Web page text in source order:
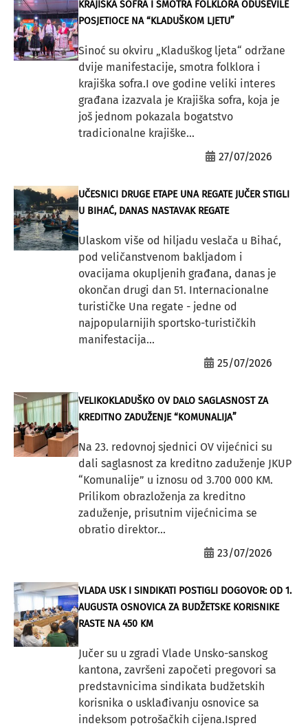
KRAJIŠKA SOFRA I SMOTRA FOLKLORA ODUŠEVILE
POSJETIOCE NA “KLADUŠKOM LJETU”
Sinoć su okviru „Kladuškog ljeta“ održane
dvije manifestacije, smotra folklora i
krajiška sofra.I ove godine veliki interes
građana izazvala je Krajiška sofra, koja je
još jednom pokazala bogatstvo
tradicionalne krajiške...
27/07/2026
UČESNICI DRUGE ETAPE UNA REGATE JUČER STIGLI
U BIHAĆ, DANAS NASTAVAK REGATE
Ulaskom više od hiljadu veslača u Bihać,
pod veličanstvenom bakljadom i
ovacijama okupljenih građana, danas je
okončan drugi dan 51. Internacionalne
turističke Una regate - jedne od
najpopularnijih sportsko-turističkih
manifestacija...
25/07/2026
VELIKOKLADUŠKO OV DALO SAGLASNOST ZA
KREDITNO ZADUŽENJE “KOMUNALIJA”
Na 23. redovnoj sjednici OV vijećnici su
dali saglasnost za kreditno zaduženje JKUP
“Komunalije” u iznosu od 3.700 000 KM.
Prilikom obrazloženja za kreditno
zaduženje, prisutnim vijećnicima se
obratio direktor...
23/07/2026
VLADA USK I SINDIKATI POSTIGLI DOGOVOR: OD 1.
AUGUSTA OSNOVICA ZA BUDŽETSKE KORISNIKE
RASTE NA 450 KM
Jučer su u zgradi Vlade Unsko-sanskog
kantona, završeni započeti pregovori sa
predstavnicima sindikata budžetskih
korisnika o usklađivanju osnovice sa
indeksom potrošačkih cijena.Ispred